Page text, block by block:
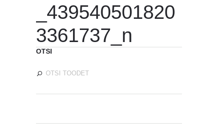
_439540501820
3361737_n
OTSI